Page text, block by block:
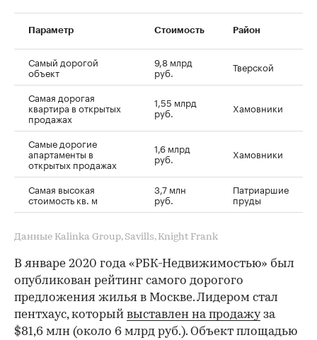
Параметр Стоимость Район
Самый дорогой
объект
9,8 млрд
руб. Тверской
Самая дорогая
квартира в открытых
продажах
1,55 млрд
руб. Хамовники
Самые дорогие
апартаменты в
открытых продажах
1,6 млрд
руб. Хамовники
Самая высокая
стоимость кв. м
3,7 млн
руб.
Патриаршие
пруды
Данные Kalinka Group, Savills, Knight Frank
В январе 2020 года «РБК-Недвижимостью» был
опубликован рейтинг самого дорогого
предложения жилья в Москве. Лидером стал
пентхаус, который выставлен на продажуза
$81,6 млн (около 6 млрд руб.). Объект площадью